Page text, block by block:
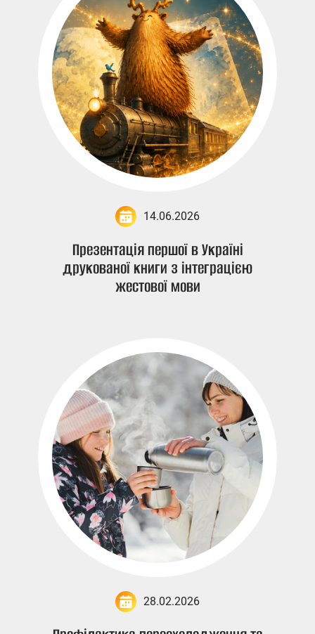
14.06.2026
Презентація першої в Україні
друкованої книги з інтеграцією
жестової мови
28.02.2026